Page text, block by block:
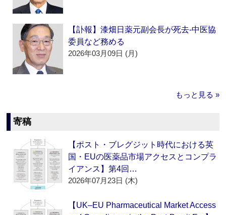
【訃報】漆畑日薬元副会長が死去‐中医協
委員など務める
2026年03月09日 (月)
もっと見る »
寄稿
【ポスト・ブレグジット時代における英
国・EUの医薬品市場アクセスとコンプラ
イアンス】第4回…
2026年07月23日 (木)
【UK–EU Pharmaceutical Market Access